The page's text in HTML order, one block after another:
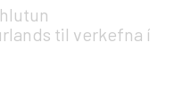
til verkefna í